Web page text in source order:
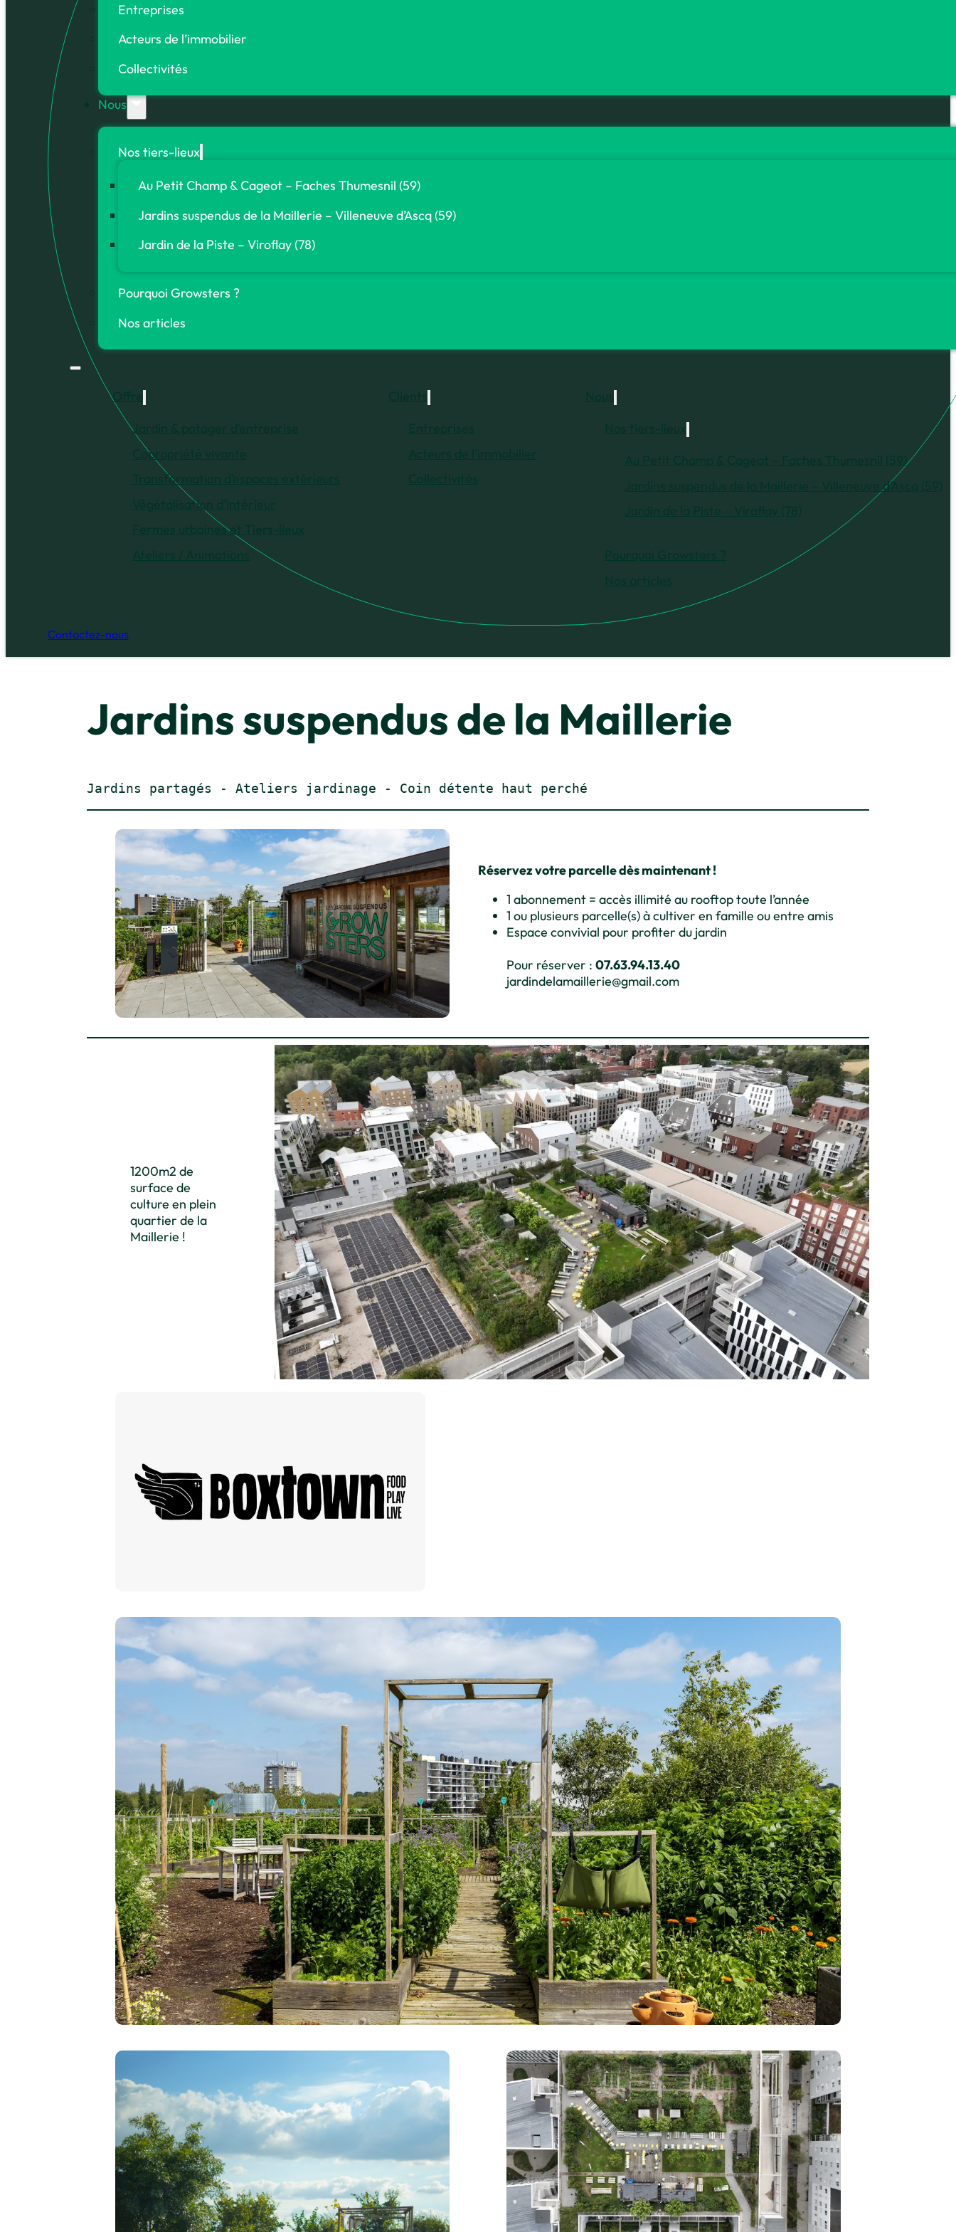
Entreprises
Acteurs de l’immobilier
Collectivités
Nous
Nos tiers-lieux
Au Petit Champ & Cageot – Faches Thumesnil (59)
Jardins suspendus de la Maillerie – Villeneuve d’Ascq (59)
Jardin de la Piste – Viroflay (78)
Pourquoi Growsters ?
Nos articles
Offre
Jardin & potager d’entreprise
Copropriété vivante
Transformation d’espaces extérieurs
Végétalisation d’intérieur
Fermes urbaines et Tiers-lieux
Ateliers / Animations
Clients
Entreprises
Acteurs de l’immobilier
Collectivités
Nous
Nos tiers-lieux
Au Petit Champ & Cageot – Faches Thumesnil (59)
Jardins suspendus de la Maillerie – Villeneuve d’Ascq (59)
Jardin de la Piste – Viroflay (78)
Pourquoi Growsters ?
Nos articles
Contactez-nous
Jardins suspendus de la Maillerie
Jardins partagés - Ateliers jardinage - Coin détente haut perché
Réservez votre parcelle dès maintenant !
1 abonnement = accès illimité au rooftop toute l’année
1 ou plusieurs parcelle(s) à cultiver en famille ou entre amis
Espace convivial pour profiter du jardin
Pour réserver : 07.63.94.13.40
jardindelamaillerie@gmail.com
1200m2 de
surface de
culture en plein
quartier de la
Maillerie !